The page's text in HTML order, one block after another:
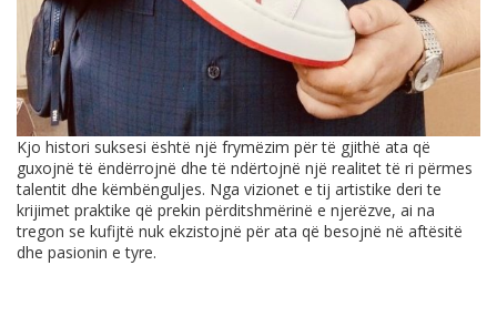
Kjo histori suksesi është një frymëzim për të gjithë ata që
guxojnë të ëndërrojnë dhe të ndërtojnë një realitet të ri përmes
talentit dhe këmbënguljes. Nga vizionet e tij artistike deri te
krijimet praktike që prekin përditshmërinë e njerëzve, ai na
tregon se kufijtë nuk ekzistojnë për ata që besojnë në aftësitë
dhe pasionin e tyre.